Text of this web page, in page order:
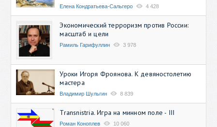
Елена Кондратьева-Сальгеро 4 428
Экономический терроризм против России:
масштаб и цели
Рамиль Гарифуллин 3 978
Уроки Игоря Фроянова. К девяностолетию
мастера
Владимир Шульгин 8 839
Transnistria. Игра на минном поле - III
Роман Коноплев 10 060